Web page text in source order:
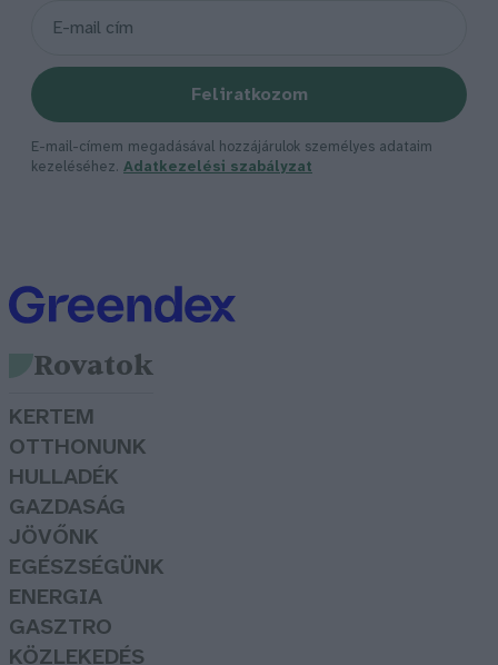
Feliratkozom
E-mail-címem megadásával hozzájárulok személyes adataim
kezeléséhez. Adatkezelési szabályzat
Rovatok
KERTEM
OTTHONUNK
HULLADÉK
GAZDASÁG
JÖVŐNK
EGÉSZSÉGÜNK
ENERGIA
GASZTRO
KÖZLEKEDÉS